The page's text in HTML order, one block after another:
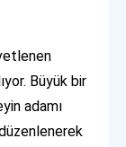
Büyük bir
adamı